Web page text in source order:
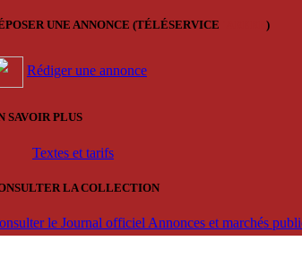
UNE ANNONCE (TÉLÉSERVICE )
Rédiger une annonce
SAVOIR PLUS
Textes et tarifs
LA COLLECTION
le Journal officiel Annonces et marchés